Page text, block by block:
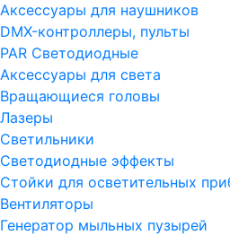
Аксессуары для наушников
DMX-контроллеры, пульты
PAR Светодиодные
Аксессуары для света
Вращающиеся головы
Лазеры
Светильники
Светодиодные эффекты
Стойки для осветительных
Вентиляторы
Генератор мыльных пузырей